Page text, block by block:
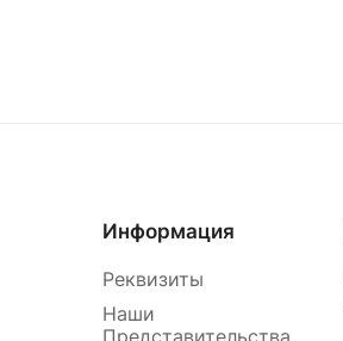
Информация
Реквизиты
Наши